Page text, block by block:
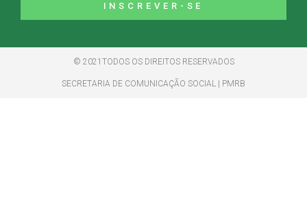
INSCREVER-SE
© 2021TODOS OS DIREITOS RESERVADOS
SECRETARIA DE COMUNICAÇÃO SOCIAL | PMRB